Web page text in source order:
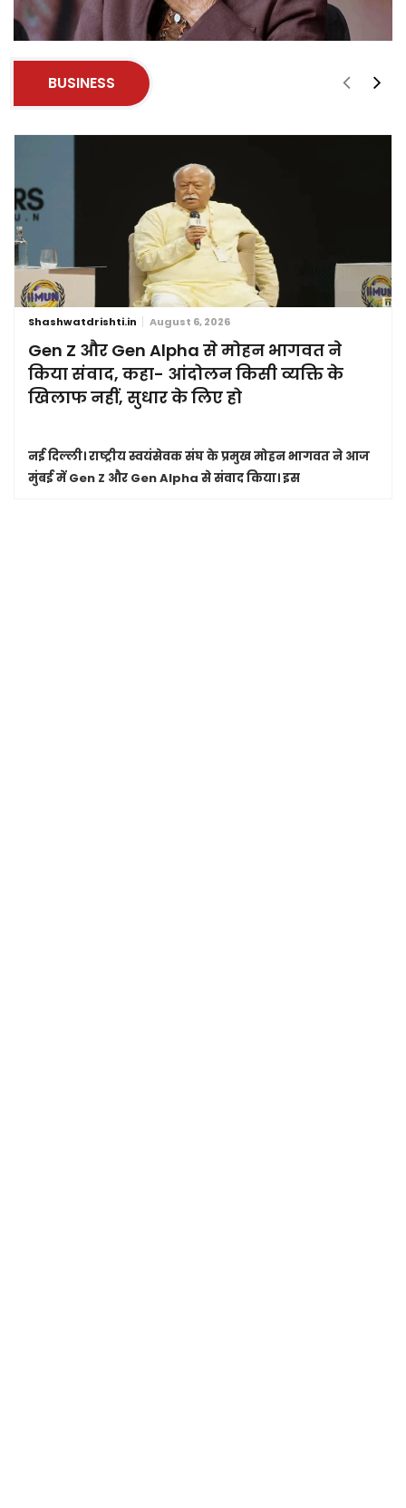
BUSINESS
Shashwatdrishti.in August 6, 2026
Gen Z और Gen Alpha से मोहन भागवत ने
किया संवाद, कहा- आंदोलन किसी व्यक्ति के
खिलाफ नहीं, सुधार के लिए हो
नई दिल्ली।राष्ट्रीय स्वयंसेवक संघ के प्रमुख मोहन भागवत ने आज
मुंबई में Gen Z और Gen Alpha से संवाद किया। इस